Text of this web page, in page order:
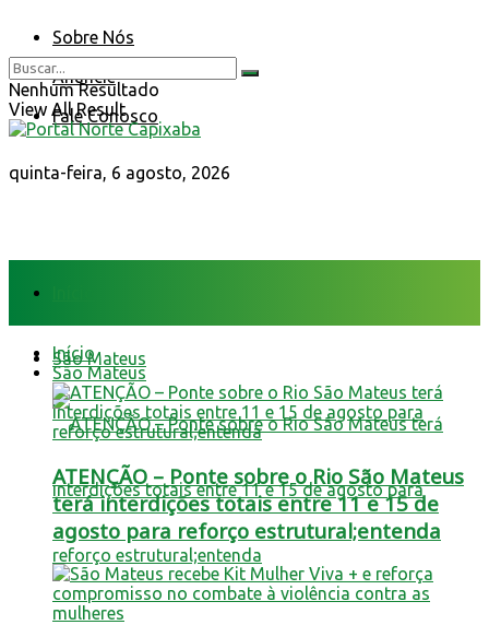
Sobre Nós
Anuncie
Fale Conosco
quinta-feira, 6 agosto, 2026
Nenhum Resultado
View All Result
São Mateus
Início
São Mateus
ATENÇÃO – Ponte sobre o Rio São Mateus
terá interdições totais entre 11 e 15 de
agosto para reforço estrutural;entenda